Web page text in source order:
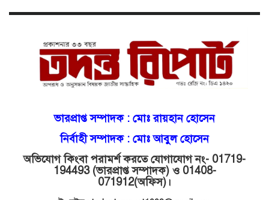
ভ্রূণহত্যার অপচেষ্টা, গোয়াইনঘাট জুড়ে
মোগলাবাজার থানা কার কবলে?
গোয়াইনঘাটে বিজিবির নাম ভাঙিয়ে
দুলালের রাজত্ব!
মোগলাবাজারে এসআই দয়াময়’র
ঘুষের রাজত্ব!
ভারপ্রাপ্ত সম্পাদক : মোঃ রায়হান হোসেন
নির্বাহী সম্পাদক : মোঃ আবুল হোসেন
অভিযোগ কিংবা পরামর্শ করতে যোগাযোগ নং- 01719-
194493 (ভারপ্রাপ্ত সম্পাদক) ও 01408-
071912(অফিস)।